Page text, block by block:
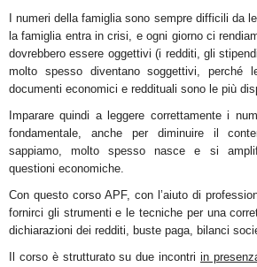
I numeri della famiglia sono sempre difficili da
la famiglia entra in crisi, e ogni giorno ci
dovrebbero essere oggettivi (i redditi, gli
molto spesso diventano soggettivi, perché
documenti economici e reddituali sono le più
Imparare quindi a leggere correttamente i
fondamentale, anche per diminuire il
sappiamo, molto spesso nasce e si
questioni economiche.
Con questo corso APF, con l’aiuto di
fornirci gli strumenti e le tecniche per una
dichiarazioni dei redditi, buste paga, bilanci
Il corso è strutturato su due incontri in